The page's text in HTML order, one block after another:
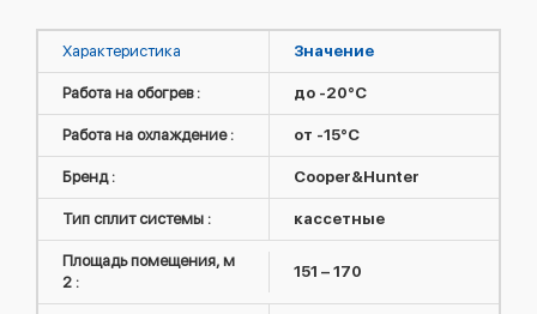
Характеристика Значение
Работа на обогрев : до -20°C
Работа на охлаждение : от -15°C
Бренд : Cooper&Hunter
Тип сплит системы : кассетные
Площадь помещения, м
2 :
151 – 170